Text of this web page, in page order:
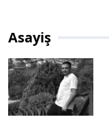
Asayiş